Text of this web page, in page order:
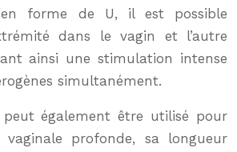
forme de U, il est possible
dans le vagin et l’autre
ainsi une stimulation intense
simultanément.
également être utilisé pour
vaginale profonde, sa longueur